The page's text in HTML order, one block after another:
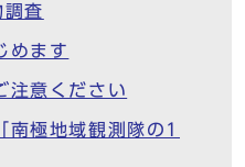
査
めます
注意ください
南極地域観測隊の1